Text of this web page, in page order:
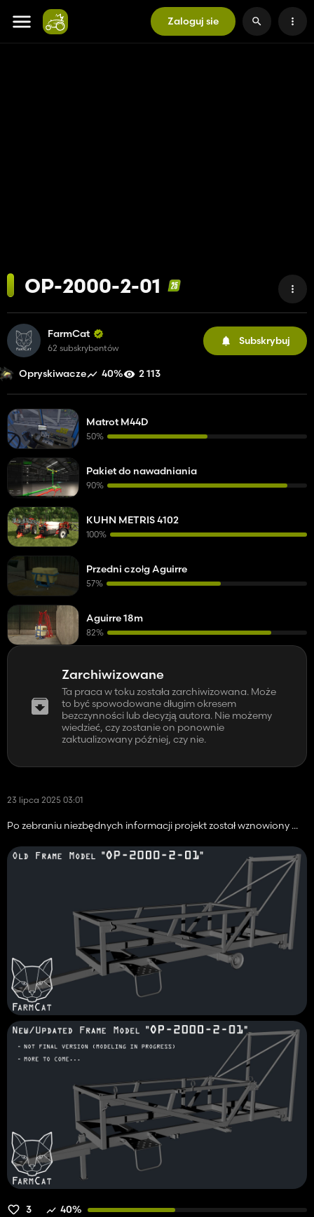
Zaloguj sie
OP-2000-2-01
FarmCat
62 subskrybentów
Subskrybuj
Opryskiwacze 40% 2 113
Zarchiwizowane
Ta praca w toku została zarchiwizowana. Może
to być spowodowane długim okresem
bezczynności lub decyzją autora. Nie możemy
wiedzieć, czy zostanie on ponownie
zaktualizowany później, czy nie.
23 lipca 2025 03:01
Po zebraniu niezbędnych informacji projekt został wznowiony ...
3 40%
Matrot M44D
50%
Pakiet do nawadniania
90%
KUHN METRIS 4102
100%
Przedni czołg Aguirre
57%
Aguirre 18m
82%